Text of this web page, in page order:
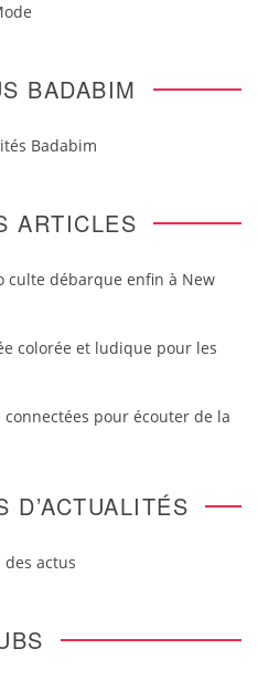
BADABIM
Badabim
ARTICLES
culte débarque enfin à New
colorée et ludique pour les
pour écouter de la
D’ACTUALITÉS
des actus